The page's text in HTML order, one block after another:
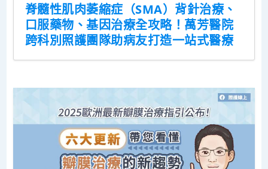
脊髓性肌肉萎縮症（SMA）背針治療、
口服藥物、基因治療全攻略！萬芳醫院
跨科別照護團隊助病友打造一站式醫療